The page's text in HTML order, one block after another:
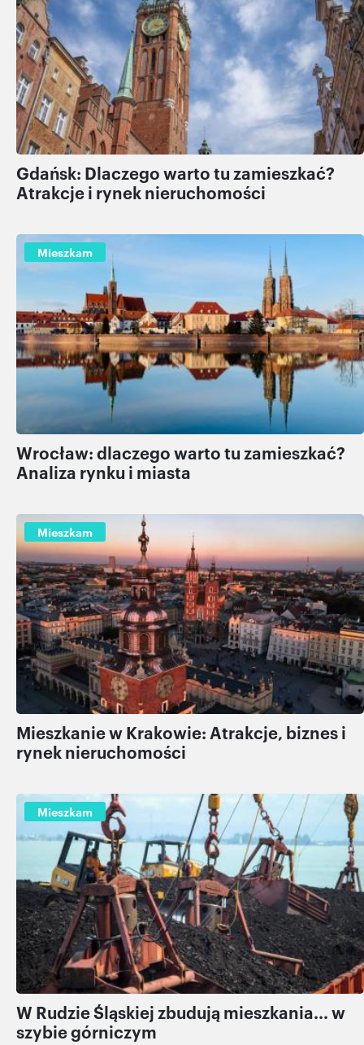
Gdańsk: Dlaczego warto tu zamieszkać?
Atrakcje i rynek nieruchomości
Mieszkam
Wrocław: dlaczego warto tu zamieszkać?
Analiza rynku i miasta
Mieszkam
Mieszkanie w Krakowie: Atrakcje, biznes i
rynek nieruchomości
Mieszkam
W Rudzie Śląskiej zbudują mieszkania... w
szybie górniczym